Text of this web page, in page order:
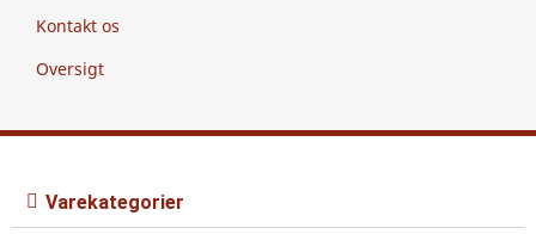
Kontakt os
Oversigt
Varekategorier